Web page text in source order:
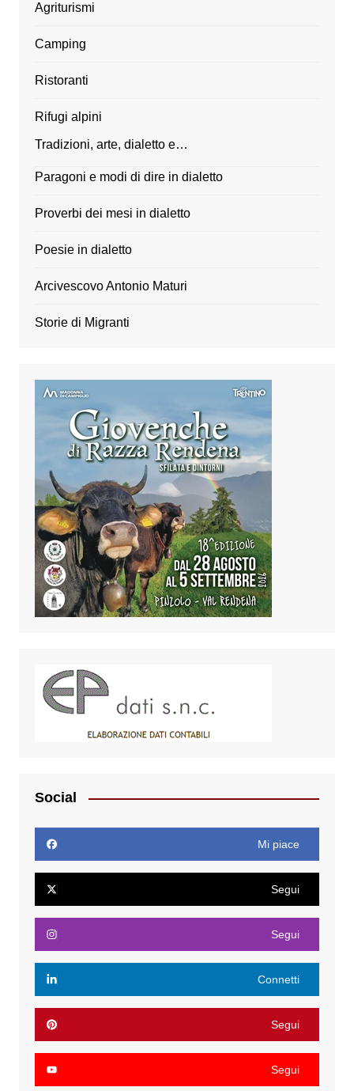
Agriturismi
Camping
Ristoranti
Rifugi alpini
Tradizioni, arte, dialetto e…
Paragoni e modi di dire in dialetto
Proverbi dei mesi in dialetto
Poesie in dialetto
Arcivescovo Antonio Maturi
Storie di Migranti
Social
Mi piace
Segui
Segui
Connetti
Segui
Segui